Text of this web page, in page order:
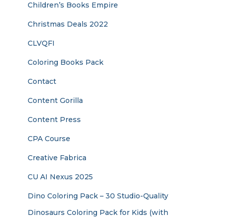
Children’s Books Empire
Christmas Deals 2022
CLVQFI
Coloring Books Pack
Contact
Content Gorilla
Content Press
CPA Course
Creative Fabrica
CU AI Nexus 2025
Dino Coloring Pack – 30 Studio-Quality
Dinosaurs Coloring Pack for Kids (with